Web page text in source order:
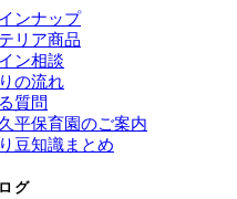
ンナップ
リア商品
ン相談
の流れ
質問
平保育園のご案内
豆知識まとめ
グ